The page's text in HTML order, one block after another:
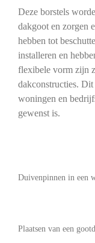
Deze borstels
dakgoot en zorgen
hebben tot
installeren en
flexibele vorm zijn
dakconstructies.
woningen en
gewenst is.
Duivenpinnen in een
Plaatsen van een